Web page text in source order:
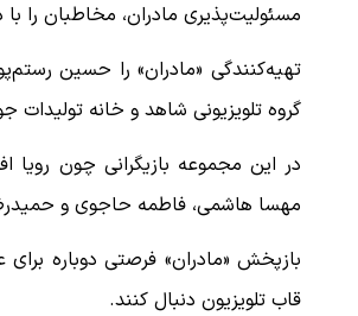
مسئولیت‌پذیری مادران، مخاطبان را
تهیه‌کنندگی «مادران» را حسین
گروه تلویزیونی شاهد و خانه
در این مجموعه بازیگرانی چون رویا
مهسا هاشمی، فاطمه حاجوی و
بازپخش «مادران» فرصتی دوباره
قاب